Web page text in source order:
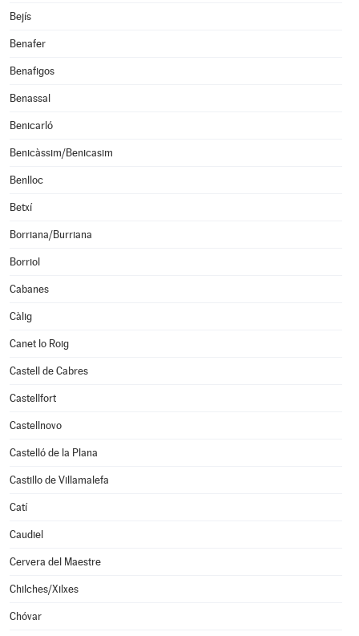
Bejís
Benafer
Benafigos
Benassal
Benicarló
Benicàssim/Benicasim
Benlloc
Betxí
Borriana/Burriana
Borriol
Cabanes
Càlig
Canet lo Roig
Castell de Cabres
Castellfort
Castellnovo
Castelló de la Plana
Castillo de Villamalefa
Catí
Caudiel
Cervera del Maestre
Chilches/Xilxes
Chóvar